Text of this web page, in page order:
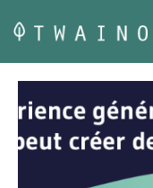
au
contenu